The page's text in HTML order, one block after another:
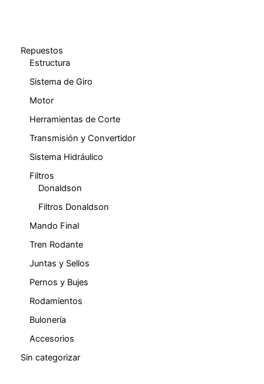
Repuestos
Estructura
Sistema de Giro
Motor
Herramientas de Corte
Transmisión y Convertidor
Sistema Hidráulico
Filtros
Donaldson
Filtros Donaldson
Mando Final
Tren Rodante
Juntas y Sellos
Pernos y Bujes
Rodamientos
Bulonería
Accesorios
Sin categorizar